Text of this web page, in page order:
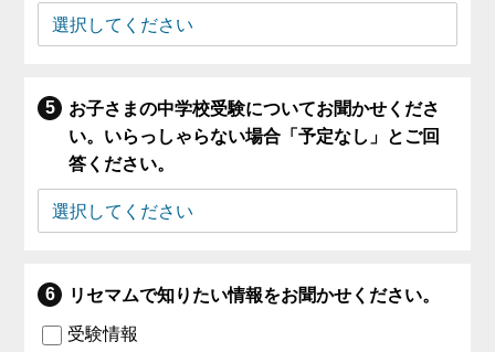
お子さまの中学校受験についてお聞かせくださ
い。いらっしゃらない場合「予定なし」とご回
答ください。
リセマムで知りたい情報をお聞かせください。
受験情報